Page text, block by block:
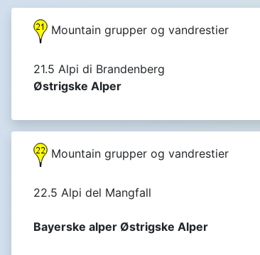
Mountain grupper og vandrestier
21.5 Alpi di Brandenberg
Østrigske Alper
Mountain grupper og vandrestier
22.5 Alpi del Mangfall
Bayerske alper Østrigske Alper